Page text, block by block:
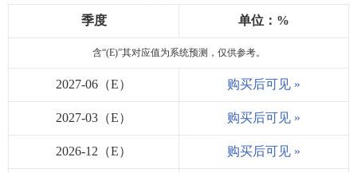
季度 单位：%
含“(E)”其对应值为系统预测，仅供参考。
2027-06（E） 购买后可见 »
2027-03（E） 购买后可见 »
2026-12（E） 购买后可见 »